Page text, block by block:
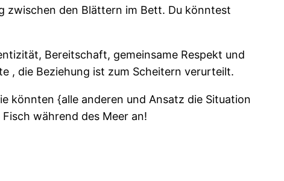
zwischen den Blättern im Bett. Du könntest
Bereitschaft, gemeinsame Respekt und
, die Beziehung ist zum Scheitern verurteilt.
könnten {alle anderen und Ansatz die Situation
während des Meer an!